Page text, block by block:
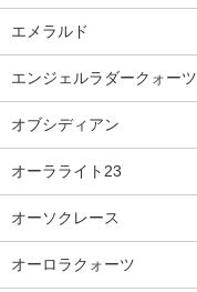
エメラルド
エンジェルラダークォーツ
オブシディアン
オーラライト23
オーソクレース
オーロラクォーツ